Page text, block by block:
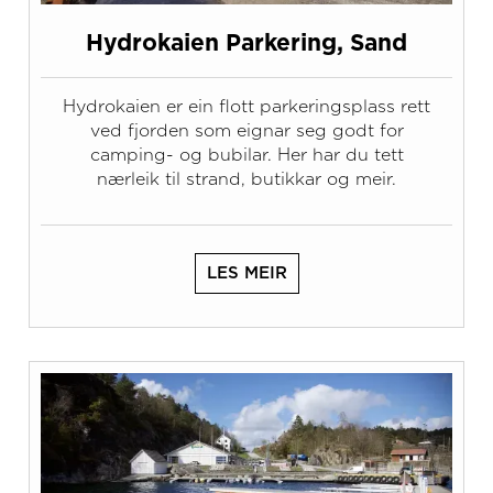
Hydrokaien Parkering, Sand
Hydrokaien er ein flott parkeringsplass rett
ved fjorden som eignar seg godt for
camping- og bubilar. Her har du tett
nærleik til strand, butikkar og meir.
LES MEIR